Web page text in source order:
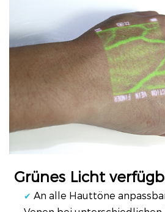
Grünes Licht
✔ An alle Hauttöne